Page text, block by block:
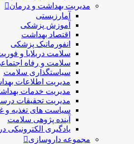
مدیریت بهداشت و درمان
آمارزیستی
آموزش پزشکی
اقتصاد بهداشت
انفورماتیک پزشکی
سلامت دربلايا و
سلامت و رفاه
سیاستگذاری سلامت
مدیریت اطلاعات
مدیریت خدمات
مدیریت تحقیقات
سیاست های تغذیه و
آینده پژوهی سلامت
یادگیری الکترونیکی
مجموعه داروسازی